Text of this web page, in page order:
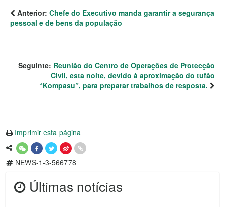
Anterior: Chefe do Executivo manda garantir a segurança
pessoal e de bens da população
Seguinte: Reunião do Centro de Operações de Protecção
Civil, esta noite, devido à aproximação do tufão
“Kompasu”, para preparar trabalhos de resposta.
Imprimir esta página
NEWS-1-3-566778
Últimas notícias